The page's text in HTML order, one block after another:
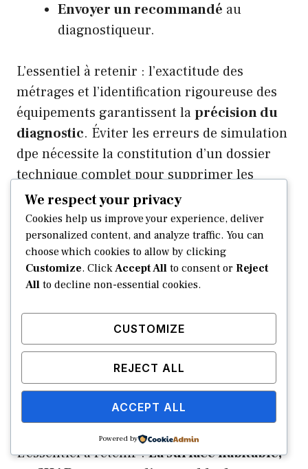
Envoyer un recommandé au
diagnostiqueur.
L’essentiel à retenir : l’exactitude des
métrages et l’identification rigoureuse des
équipements garantissent laprécision du
diagnostic. Éviter les erreurs de simulation
dpe nécessite la constitution d’un dossier
technique complet pour supprimer les
valeurs par défaut pénalisantes. Une
préparation minutieuse sécurise la
conformité réglementaire et pérennise la
plus-value verte du bâtiment.
Quelle est la distinction entre la surface
habitable et la surface déperditive dans
un diagnostic ?
L’essentiel à retenir :La surface habitable,
We respect your privacy
Cookies help us improve your experience, deliver
personalized content, and analyze traffic. You can
choose which cookies to allow by clicking
Customize. ClickAccept All to consent or Reject
All to decline non-essential cookies.
CUSTOMIZE
REJECT ALL
ACCEPT ALL
Powered by